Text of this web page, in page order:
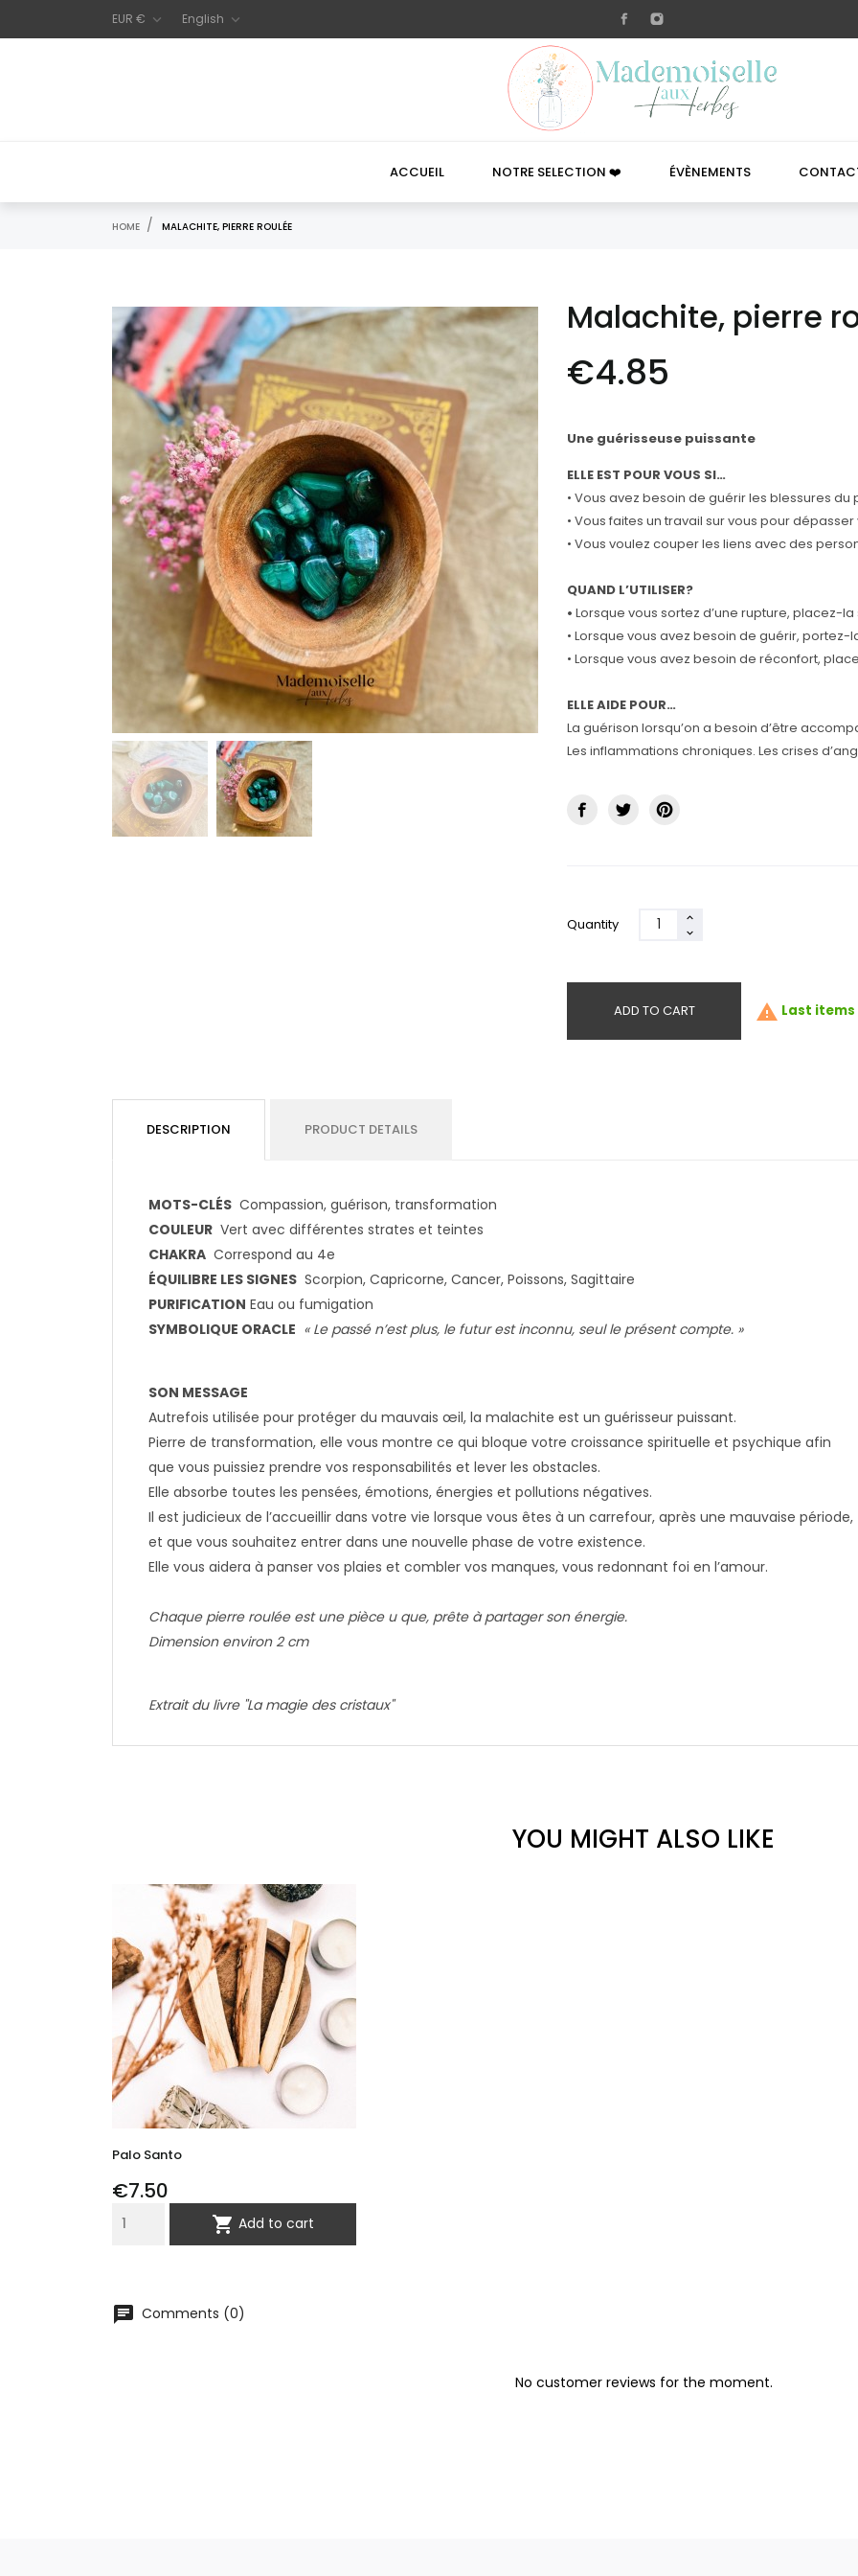
EUR €  English 
ACCUEIL NOTRE SELECTION ❤️ ÉVÈNEMENTS

HOME MALACHITE, PIERRE ROULÉE
Malachite, pierre
€4.85
Une guérisseuse puissante
ELLE EST POUR VOUS SI…
• Vous avez besoin de guérir les blessures du
• Vous faites un travail sur vous pour
• Vous voulez couper les liens avec des
QUAND L’UTILISER?
• Lorsque vous sortez d’une rupture, placez-
• Lorsque vous avez besoin de guérir, portez-
• Lorsque vous avez besoin de réconfort,
ELLE AIDE POUR…
La guérison lorsqu’on a besoin d’être
Les inflammations chroniques. Les crises
Quantity
ADD TO CART  Last
DESCRIPTION PRODUCT DETAILS
MOTS-CLÉS Compassion, guérison, transformation
COULEUR Vert avec différentes strates et teintes
CHAKRA Correspond au 4e
ÉQUILIBRE LES SIGNES Scorpion, Capricorne, Cancer, Poissons, Sagittaire
PURIFICATION Eau ou fumigation
SYMBOLIQUE ORACLE « Le passé n’est plus, le futur est inconnu, seul le présent compte. »
SON MESSAGE
Autrefois utilisée pour protéger du mauvais œil, la malachite est un guérisseur puissant.
Pierre de transformation, elle vous montre ce qui bloque votre croissance spirituelle et psychique afin
que vous puissiez prendre vos responsabilités et lever les obstacles.
Elle absorbe toutes les pensées, émotions, énergies et pollutions négatives.
Il est judicieux de l’accueillir dans votre vie lorsque vous êtes à un carrefour, après une mauvaise période,
et que vous souhaitez entrer dans une nouvelle phase de votre existence.
Elle vous aidera à panser vos plaies et combler vos manques, vous redonnant foi en l’amour.
Chaque pierre roulée est une pièce u que, prête à partager son énergie.
Dimension environ 2 cm
Extrait du livre "La magie des cristaux"
YOU MIGHT ALSO LIKE
Palo Santo
Price
€7.50
 Add to cart
chat Comments (0)
No customer reviews for the moment.